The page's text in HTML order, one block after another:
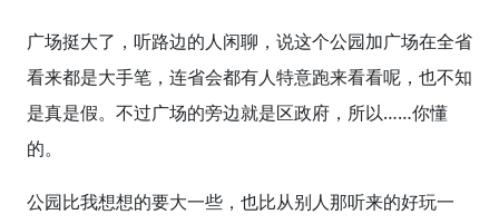
广场挺大了，听路边的人闲聊，说这个公园加广场在全省
看来都是大手笔，连省会都有人特意跑来看看呢，也不知
是真是假。不过广场的旁边就是区政府，所以……你懂
的。
公园比我想想的要大一些，也比从别人那听来的好玩一